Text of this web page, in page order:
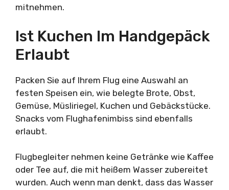
mitnehmen.
Ist Kuchen Im Handgepäck
Erlaubt
Packen Sie auf Ihrem Flug eine Auswahl an
festen Speisen ein, wie belegte Brote, Obst,
Gemüse, Müsliriegel, Kuchen und Gebäckstücke.
Snacks vom Flughafenimbiss sind ebenfalls
erlaubt.
Flugbegleiter nehmen keine Getränke wie Kaffee
oder Tee auf, die mit heißem Wasser zubereitet
wurden. Auch wenn man denkt, dass das Wasser